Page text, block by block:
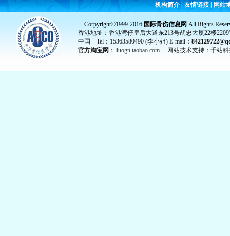
机构简介|友情链接|网站
Corpyright©1999-2016 国际骨伤信息网 All Rights
香港地址：香港湾仔皇后大道东213号胡忠大厦22楼
中国 Tel：15363580490 (李小姐) E-mail：
官方淘宝网 ： liuogn.taobao.com 网站技术支持：千站科